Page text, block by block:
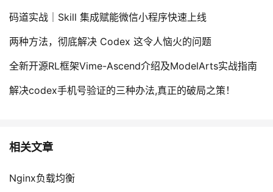
码道实战｜Skill 集成赋能微信小程序快速上线
两种方法，彻底解决 Codex 这令人恼火的问题
全新开源RL框架Vime-Ascend介绍及ModelArts实战指南
解决codex手机号验证的三种办法,真正的破局之策！
相关文章
Nginx负载均衡